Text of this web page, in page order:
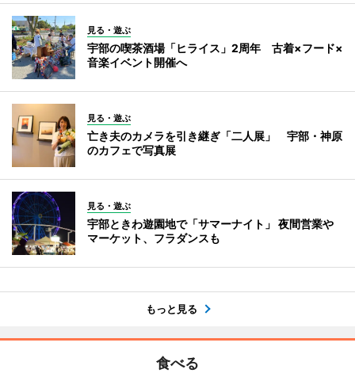
見る・遊ぶ
宇部の喫茶酒場「ヒライス」2周年 古着×フード×
音楽イベント開催へ
見る・遊ぶ
亡き夫のカメラを引き継ぎ「二人展」 宇部・神原
のカフェで写真展
見る・遊ぶ
宇部ときわ遊園地で「サマーナイト」 夜間営業や
マーケット、フラダンスも
もっと見る
食べる